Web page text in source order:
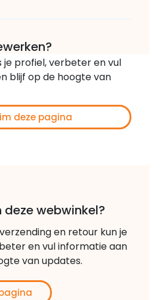
je profiel, verbeter en vul
blijf op de hoogte van
deze pagina
deze webwinkel?
en retour kun je
en vul informatie aan
van updates.